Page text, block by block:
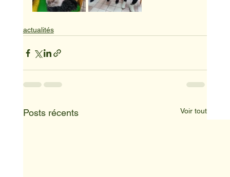
actualités
Posts récents Voir tout